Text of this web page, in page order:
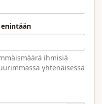
ihmisiä
yhtenäisessä